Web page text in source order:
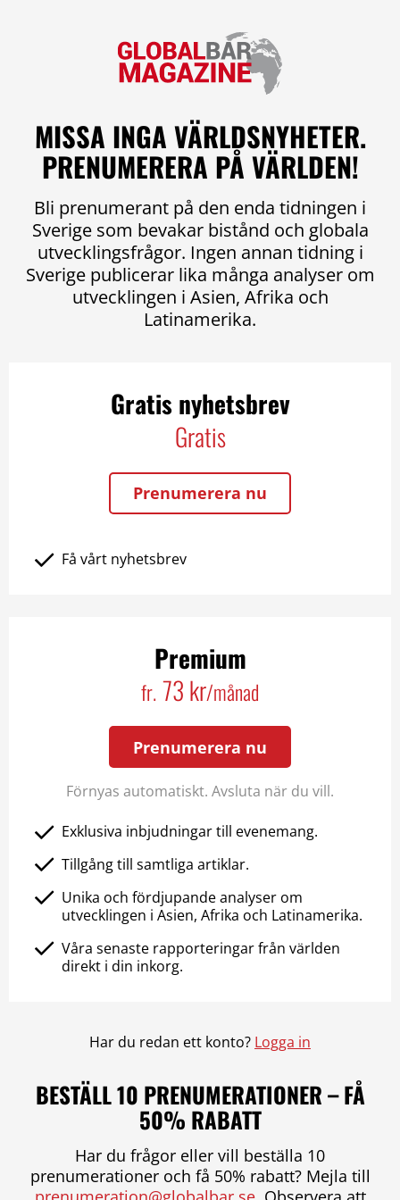
MISSA INGA VÄRLDSNYHETER.
PRENUMERERA PÅ VÄRLDEN!
Bli prenumerant på den enda tidningen i
Sverige som bevakar bistånd och globala
utvecklingsfrågor. Ingen annan tidning i
Sverige publicerar lika många analyser om
utvecklingen i Asien, Afrika och
Latinamerika.
Gratis nyhetsbrev
Gratis
Prenumerera nu
Få vårt nyhetsbrev
Premium
fr. 73 kr/månad
Prenumerera nu
Förnyas automatiskt. Avsluta när du vill.
Exklusiva inbjudningar till evenemang.
Tillgång till samtliga artiklar.
Unika och fördjupande analyser om
utvecklingen i Asien, Afrika och Latinamerika.
Våra senaste rapporteringar från världen
direkt i din inkorg.
Har du redan ett konto? Logga in
BESTÄLL 10 PRENUMERATIONER – FÅ
50% RABATT
Har du frågor eller vill beställa 10
prenumerationer och få 50% rabatt? Mejla till